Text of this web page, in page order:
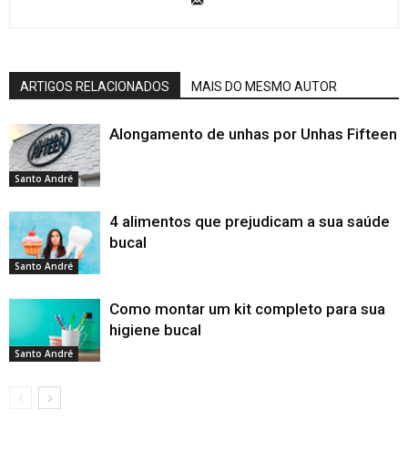
ARTIGOS RELACIONADOS MAIS DO MESMO AUTOR
Santo André
Alongamento de unhas por Unhas Fifteen
Santo André
4 alimentos que prejudicam a sua saúde
bucal
Santo André
Como montar um kit completo para sua
higiene bucal